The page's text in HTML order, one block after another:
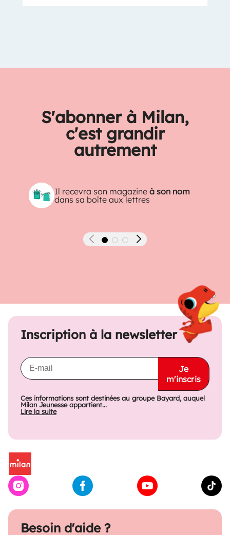
S'abonner à Milan,
c'est grandir
autrement
Il recevra son magazineà son nom
dans sa boîte aux lettres
Précédent Suivant
Besoin d'aide ?
Inscription à la newsletter
Je
m'inscris
Ces informations sont destinées au groupe Bayard, auquel
Milan Jeunesse appartient...
Lire la suite